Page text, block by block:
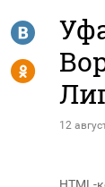
12
R
Y